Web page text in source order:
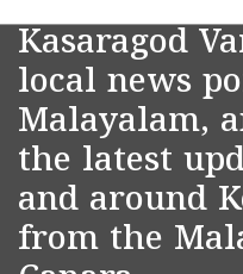
Kasaragod
local news
Malayalam,
the latest
and around
from the